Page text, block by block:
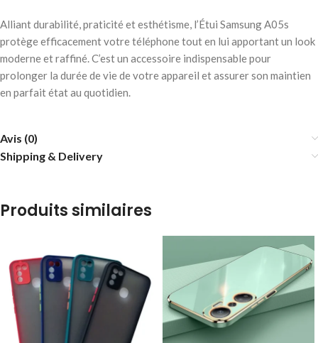
Alliant durabilité, praticité et esthétisme, l’Étui Samsung A05s
protège efficacement votre téléphone tout en lui apportant un look
moderne et raffiné. C’est un accessoire indispensable pour
prolonger la durée de vie de votre appareil et assurer son maintien
en parfait état au quotidien.
Avis (0)
Shipping & Delivery
Produits similaires